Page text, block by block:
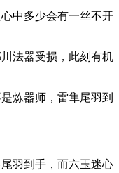
中多少会有一丝不开
法器受损，此刻有机
炼器师，雷隼尾羽到
羽到手，而六玉迷心